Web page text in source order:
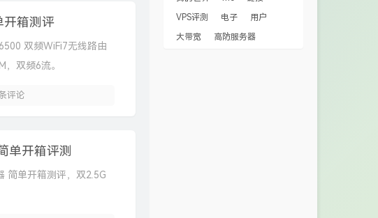
开箱测评
双频WiFi7无线路由
双频6流。
评论
单开箱评测
简单开箱测评，双2.5G
VPS评测
电子
用户
大带宽
高防服务器